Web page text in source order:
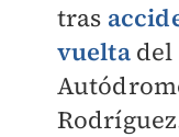
tras
vueltadel